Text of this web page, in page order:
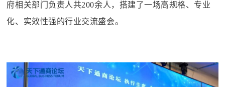
府相关部门负责人共200余人，搭建了一场高规格、专业
化、实效性强的行业交流盛会。